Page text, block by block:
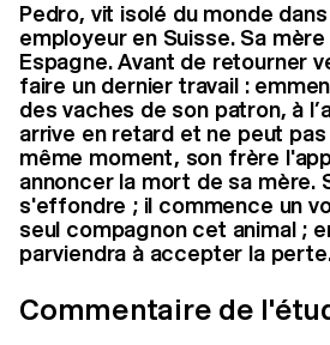
Pedro, vit isolé du monde
employeur en Suisse. Sa
Espagne. Avant de retourner
faire un dernier travail :
des vaches de son patron, à
arrive en retard et ne peut pas
même moment, son frère
annoncer la mort de sa mère.
s'effondre ; il commence un
seul compagnon cet animal ;
parviendra à accepter la
Commentaire de